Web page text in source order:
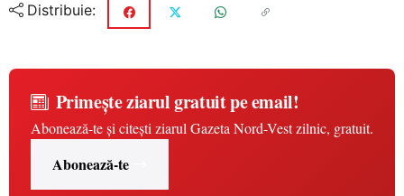
Distribuie:
Primește ziarul gratuit pe email!
Abonează-te și citești ziarul Gazeta Nord-Vest zilnic, gratuit.
Abonează-te